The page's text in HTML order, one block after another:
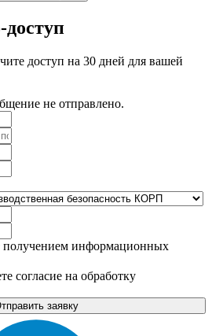
доступ
доступ на 30 дней для вашей
не отправлено.
получением информационных
согласие на обработку
заявку